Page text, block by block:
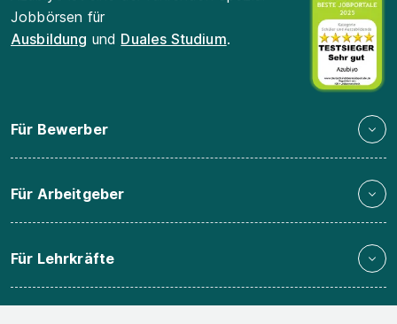
Jobbörsen für
Ausbildung und Duales Studium.
Für Bewerber
Für Arbeitgeber
Für Lehrkräfte